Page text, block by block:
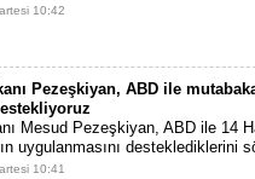
10:42
Pezeşkiyan, ABD ile
Mesud Pezeşkiyan, ABD ile 14
uygulanmasını desteklediklerini
10:41